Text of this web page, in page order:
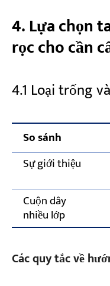
4. Lựa chọn
rọc cho cần
4.1 Loại trống
So sánh
Sự giới thiệu
Cuộn dây
nhiều lớp
Các quy tắc về